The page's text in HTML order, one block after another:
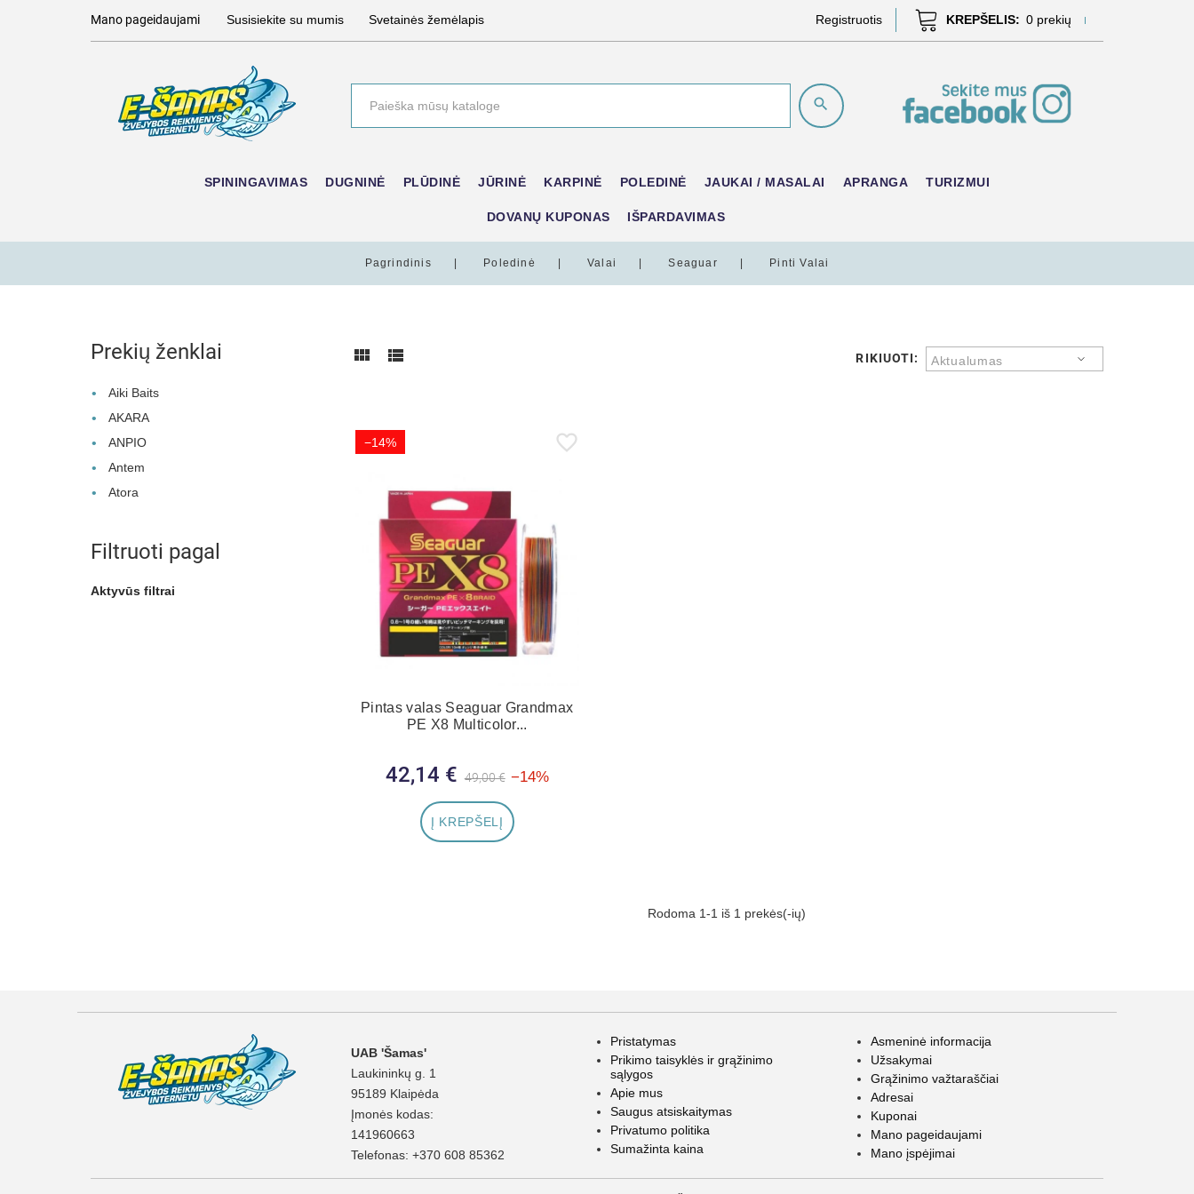
Mano pageidaujami Susisiekite su mumis Svetainės žemėlapis Registruotis KREPŠELIS: 0 prekių
SPININGAVIMAS DUGNINĖ PLŪDINĖ JŪRINĖ KARPINĖ POLEDINĖ JAUKAI / MASALAI APRANGA TURIZMUI
DOVANŲ KUPONAS IŠPARDAVIMAS
Pagrindinis Poledinė Valai Seaguar Pinti Valai
RIKIUOTI: Aktualumas
−14%
Pintas valas Seaguar Grandmax
PE X8 Multicolor...
Bazinė kaina
49,00 € −14%
42,14 €
Į KREPŠELĮ
Rodoma 1-1 iš 1 prekės(-ių)
Prekių ženklai
Aiki Baits
AKARA
ANPIO
Antem
Atora
Filtruoti pagal
Aktyvūs filtrai
UAB 'Šamas'
Laukininkų g. 1
95189 Klaipėda
Įmonės kodas:
141960663
Telefonas: +370 608 85362
Pristatymas
Prikimo taisyklės ir grąžinimo
sąlygos
Apie mus
Saugus atsiskaitymas
Privatumo politika
Sumažinta kaina
Asmeninė informacija
Užsakymai
Grąžinimo važtaraščiai
Adresai
Kuponai
Mano pageidaujami
Mano įspėjimai